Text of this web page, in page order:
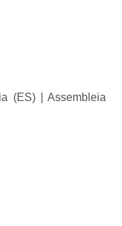
(ES) | Assembleia